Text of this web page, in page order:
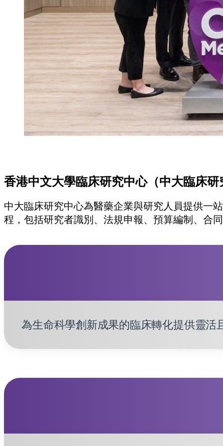
香港中文大學臨床研究中心（中大臨床研
中大臨床研究中心為醫藥企業與研究人員提供一
程，包括研究者識別、法規申報、預算編制、合
為生命科學創新成果的臨床轉化提供靈